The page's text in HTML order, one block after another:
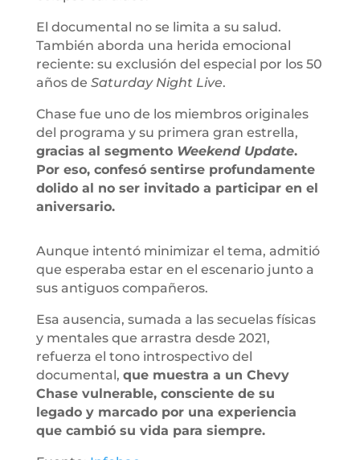
El documental no se limita a su salud.
También aborda una herida emocional
reciente: su exclusión del especial por los 50
años de Saturday Night Live.
Chase fue uno de los miembros originales
del programa y su primera gran estrella,
gracias al segmento Weekend Update.
Por eso, confesó sentirse profundamente
dolido al no ser invitado a participar en el
aniversario.
Aunque intentó minimizar el tema, admitió
que esperaba estar en el escenario junto a
sus antiguos compañeros.
Esa ausencia, sumada a las secuelas físicas
y mentales que arrastra desde 2021,
refuerza el tono introspectivo del
documental, que muestra a un Chevy
Chase vulnerable, consciente de su
legado y marcado por una experiencia
que cambió su vida para siempre.